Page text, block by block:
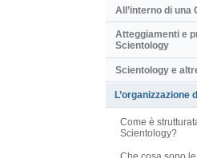
All’interno di una
Atteggiamenti e
Scientology
Scientology e
L’organizzazione
Come è
Scientology?